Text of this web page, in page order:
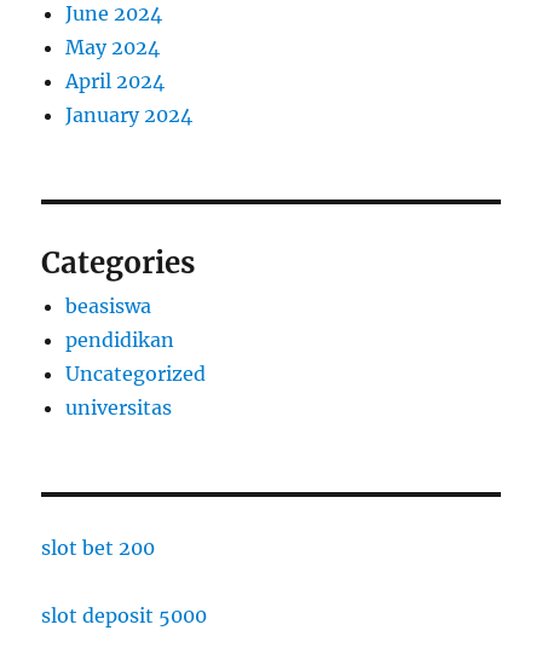
June 2024
May 2024
April 2024
January 2024
Categories
beasiswa
pendidikan
Uncategorized
universitas
slot bet 200
slot deposit 5000